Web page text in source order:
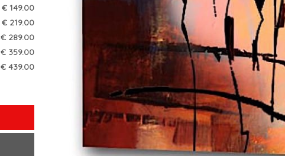
€ 149.00
€ 219.00
€ 289.00
€ 359.00
€ 439.00